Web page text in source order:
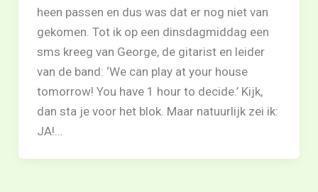
heen passen en dus was dat er nog niet van
gekomen. Tot ik op een dinsdagmiddag een
sms kreeg van George, de gitarist en leider
van de band: ‘We can play at your house
tomorrow! You have 1 hour to decide.’ Kijk,
dan sta je voor het blok. Maar natuurlijk zei ik:
JA!…